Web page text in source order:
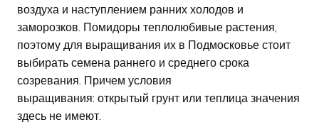
воздуха и наступлением ранних холодов и
заморозков. Помидоры теплолюбивые растения,
поэтому для выращивания их в Подмосковье стоит
выбирать семена раннего и среднего срока
созревания. Причем условия
выращивания: открытый грунт или теплица значения
здесь не имеют.